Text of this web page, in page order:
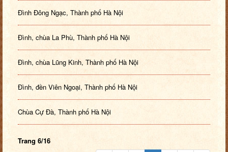
Đình Đông Ngạc, Thành phố Hà Nội
Đình, chùa La Phù, Thành phố Hà Nội
Đình, chùa Lũng Kinh, Thành phố Hà Nội
Đình, đền Viên Ngoại, Thành phố Hà Nội
Chùa Cự Đà, Thành phố Hà Nội
Trang 6/16